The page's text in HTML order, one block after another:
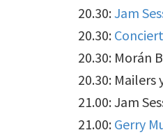
20.30:Jam
20.30:
20.30: Morán
20.30:
21.00: Jam
21.00: Gerry